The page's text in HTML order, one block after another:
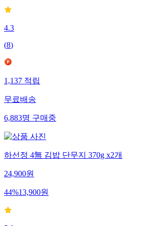
4.3
(8)
1,137적립
무료배송
6,883명구매중
하선정 4無 김밥 단무지 370g x2개
24,900원
44%13,900원